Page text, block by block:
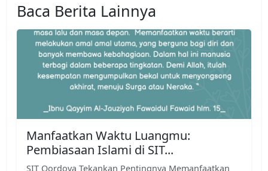
Baca Berita Lainnya
Manfaatkan Waktu Luangmu:
Pembiasaan Islami di SIT...
SIT Qordova Tekankan Pentingnya Memanfaatkan